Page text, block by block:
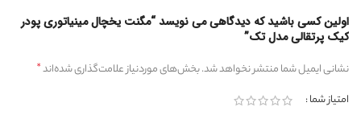
اولین کسی باشید که دیدگاهی می نویسد “مگنت یخچال مینیاتوری پودر
کیک پرتقالی مدل تک”
نشانی ایمیل شما منتشر نخواهد شد.بخش‌های موردنیاز علامت‌گذاری شده‌اند*
امتیاز شما